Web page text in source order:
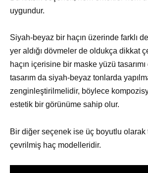
uygundur.
Siyah-beyaz bir haçın üzerinde farklı
yer aldığı dövmeler de oldukça dikkat
haçın içerisine bir maske yüzü
tasarım da siyah-beyaz tonlarda
zenginleştirilmelidir, böylece
estetik bir görünüme sahip olur.
Bir diğer seçenek ise üç boyutlu olarak
çevrilmiş haç modelleridir.